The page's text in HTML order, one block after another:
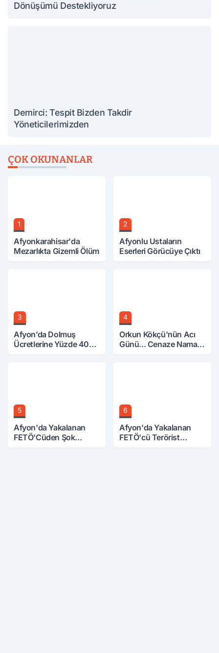
Dönüşümü Destekliyoruz
Demirci: Tespit Bizden Takdir
Yöneticilerimizden
ÇOK OKUNANLAR
1
Afyonkarahisar'da
Mezarlıkta Gizemli Ölüm
2
Afyonlu Ustaların
Eserleri Görücüye Çıktı
3
Afyon’da Dolmuş
Ücretlerine Yüzde 40
4
Orkun Kökçü'nün Acı
Günü... Cenaze Namazı
5
Afyon'da Yakalanan
FETÖ'Cüden Şok
6
Afyon'da Yakalanan
FETÖ'cü Terörist